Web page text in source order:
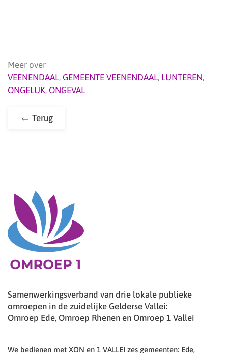
Meer over
VEENENDAAL, GEMEENTE VEENENDAAL, LUNTEREN,
ONGELUK, ONGEVAL
Terug
Samenwerkingsverband van drie lokale publieke
omroepen in de zuidelijke Gelderse Vallei:
Omroep Ede, Omroep Rhenen en Omroep 1 Vallei
We bedienen met XON en 1 VALLEI zes gemeenten: Ede,